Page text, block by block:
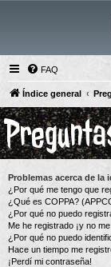
FAQ
Índice general
Problemas acerca de
¿Por qué me tengo que
¿Qué es COPPA?
¿Por qué no puedo
Me he registrado ¡y no
¿Por qué no puedo
Hace un tiempo me
¡Perdí mi contraseña!